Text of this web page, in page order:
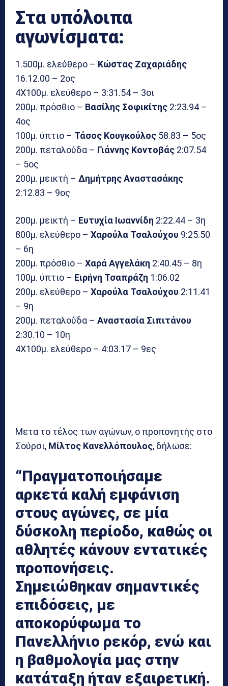
Στα υπόλοιπα
αγωνίσματα:
1.500μ. ελεύθερο – Κώστας Ζαχαριάδης
16.12.00 – 2ος
4Χ100μ. ελεύθερο – 3:31.54 – 3οι
200μ. πρόσθιο – Βασίλης Σοφικίτης 2:23.94 –
4ος
100μ. ύπτιο – Τάσος Κουγκούλος 58.83 – 5ος
200μ. πεταλούδα – Γιάννης Κοντοβάς 2:07.54
– 5ος
200μ. μεικτή – Δημήτρης Αναστασάκης
2:12.83 – 9ος
200μ. μεικτή – Ευτυχία Ιωαννίδη 2:22.44 – 3η
800μ. ελεύθερο – Χαρούλα Τσαλούχου 9:25.50
– 6η
200μ. πρόσθιο – Χαρά Αγγελάκη 2:40.45 – 8η
100μ. ύπτιο – Ειρήνη Τσαπράζη 1:06.02
200μ. ελεύθερο – Χαρούλα Τσαλούχου 2:11.41
– 9η
200μ. πεταλούδα – Αναστασία Σιπιτάνου
2:30.10 – 10η
4Χ100μ. ελεύθερο – 4:03.17 – 9ες
Μετα το τέλος των αγώνων, ο προπονητής στο
Σούρσι, Μίλτος Κανελλόπουλος, δήλωσε:
“Πραγματοποιήσαμε
αρκετά καλή εμφάνιση
στους αγώνες, σε μία
δύσκολη περίοδο, καθώς οι
αθλητές κάνουν εντατικές
προπονήσεις.
Σημειώθηκαν σημαντικές
επιδόσεις, με
αποκορύφωμα το
Πανελλήνιο ρεκόρ, ενώ και
η βαθμολογία μας στην
κατάταξη ήταν εξαιρετική.